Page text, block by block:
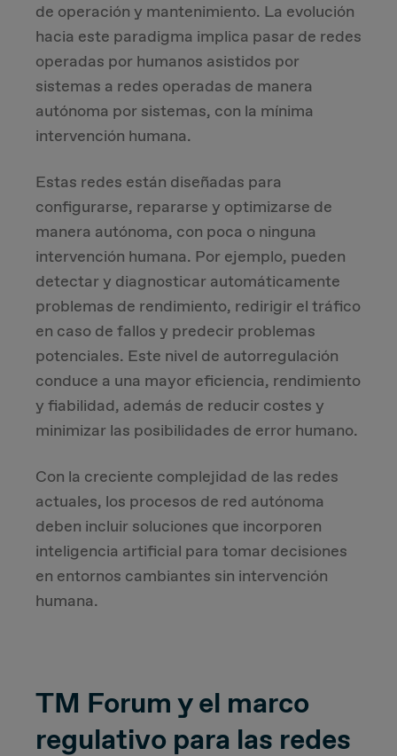
de operación y mantenimiento. La evolución
hacia este paradigma implica pasar de redes
operadas por humanos asistidos por
sistemas a redes operadas de manera
autónoma por sistemas, con la mínima
intervención humana.
Estas redes están diseñadas para
configurarse, repararse y optimizarse de
manera autónoma, con poca o ninguna
intervención humana. Por ejemplo, pueden
detectar y diagnosticar automáticamente
problemas de rendimiento, redirigir el tráfico
en caso de fallos y predecir problemas
potenciales. Este nivel de autorregulación
conduce a una mayor eficiencia, rendimiento
y fiabilidad, además de reducir costes y
minimizar las posibilidades de error humano.
Con la creciente complejidad de las redes
actuales, los procesos de red autónoma
deben incluir soluciones que incorporen
inteligencia artificial para tomar decisiones
en entornos cambiantes sin intervención
humana.
TM Forum y el marco
regulativo para las redes